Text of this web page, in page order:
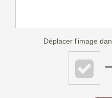
Déplacer l'image